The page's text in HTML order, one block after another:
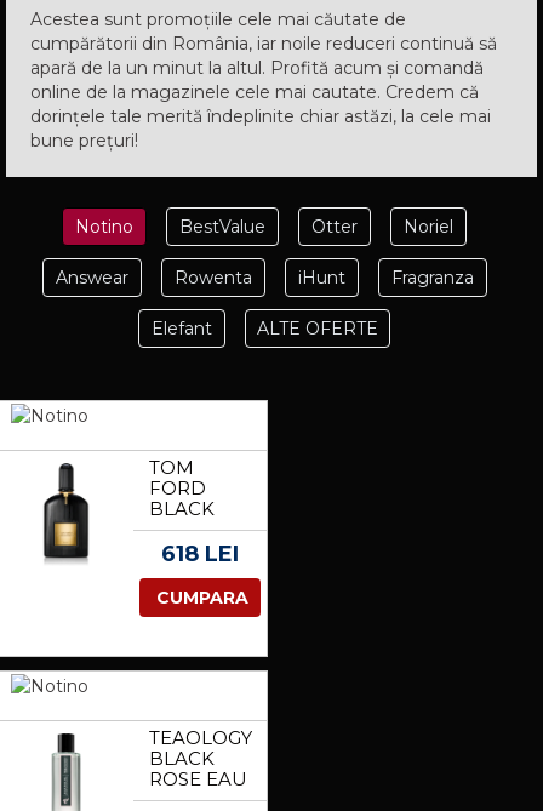
Acestea sunt promoțiile cele mai căutate de
cumpărătorii din România, iar noile reduceri continuă să
apară de la un minut la altul. Profită acum și comandă
online de la magazinele cele mai cautate. Credem că
dorințele tale merită îndeplinite chiar astăzi, la cele mai
bune prețuri!
Notino BestValue Otter Noriel
Answear Rowenta iHunt Fragranza
Elefant ALTE OFERTE
TOM
FORD
BLACK
ORCHID
EAU DE
PENTRU
FEMEI 50
618 LEI
CUMPARA
TEAOLOGY
BLACK
ROSE EAU
DE